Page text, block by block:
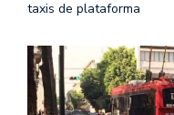
taxis de plataforma